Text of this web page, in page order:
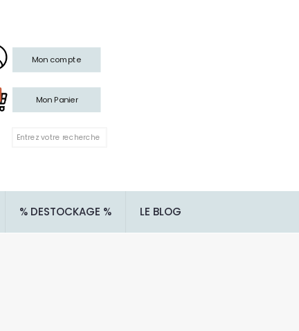
Mon compte
Mon Panier
% DESTOCKAGE % LE BLOG